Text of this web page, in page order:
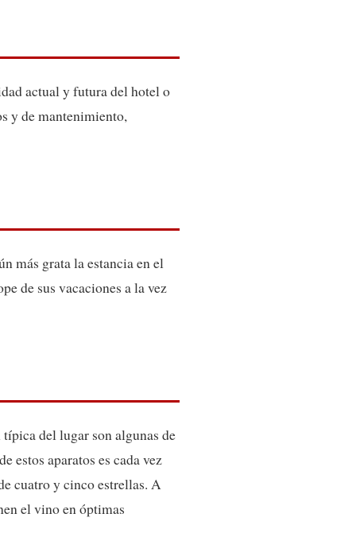
actual y futura del hotel o
y de mantenimiento,
más grata la estancia en el
de sus vacaciones a la vez
del lugar son algunas de
estos aparatos es cada vez
cuatro y cinco estrellas. A
el vino en óptimas